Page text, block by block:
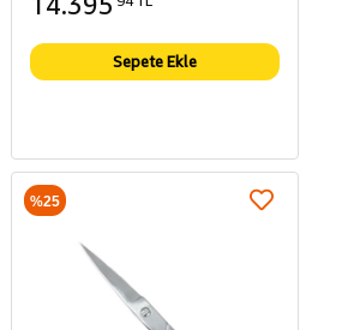
Sepete Ekle
%25